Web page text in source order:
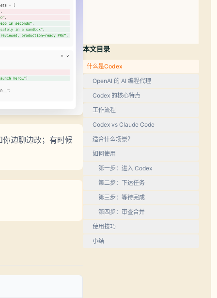
边聊边改；有时候
本文目录
什么是Codex
OpenAI 的 AI 编程代理
Codex 的核心特点
工作流程
Codex vs Claude Code
适合什么场景？
如何使用
第一步：进入 Codex
第二步：下达任务
第三步：等待完成
第四步：审查合并
使用技巧
小结